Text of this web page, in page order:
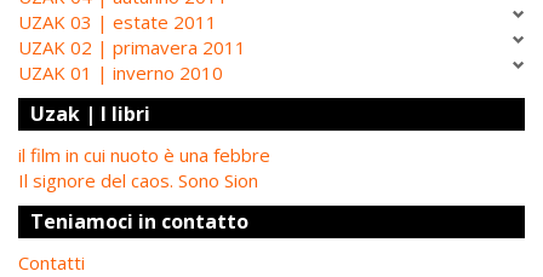
UZAK 03 | estate 2011
UZAK 02 | primavera 2011
UZAK 01 | inverno 2010
Uzak | I libri
il film in cui nuoto è una febbre
Il signore del caos. Sono Sion
Teniamoci in contatto
Contatti